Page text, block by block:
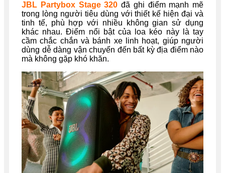
JBL Partybox Stage 320 đã ghi điểm mạnh mẽ
trong lòng người tiêu dùng với thiết kế hiện đại và
tinh tế, phù hợp với nhiều không gian sử dụng
khác nhau. Điểm nổi bật của loa kéo này là tay
cầm chắc chắn và bánh xe linh hoạt, giúp người
dùng dễ dàng vận chuyển đến bất kỳ địa điểm nào
mà không gặp khó khăn.